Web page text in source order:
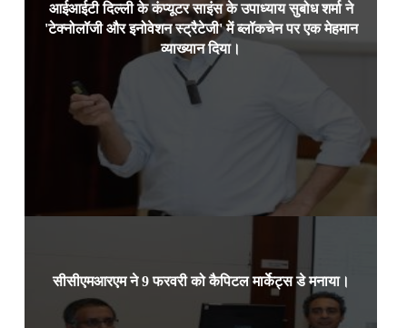
आईआईटी दिल्ली के कंप्यूटर साइंस के उपाध्याय सुबोध शर्मा ने
'टेक्नोलॉजी और इनोवेशन स्ट्रैटेजी' में ब्लॉकचेन पर एक मेहमान
व्याख्यान दिया।
1 फरवरी, 2024, बेंगलुरु:
आईआईटी दिल्ली के कंप्यूटर साइंस के
उपाध्याय प्रोफेसर सुबोध शर्मा ने आईआईएमबी में प्रोफेसर नीलम
कौशि
Read more
सीसीएमआरएम ने 9 फरवरी को कैपिटल मार्केट्स डे मनाया।
9 फरवरी 2024, बेंगलुरु:
आईआईएम बैंगलोर के कैपिटल मार्केट्स
एंड रिस्क मैनेजमेंट सेंटर और नेटवर्थ, छात्र-संचालित फाइनेंस
क्लब,